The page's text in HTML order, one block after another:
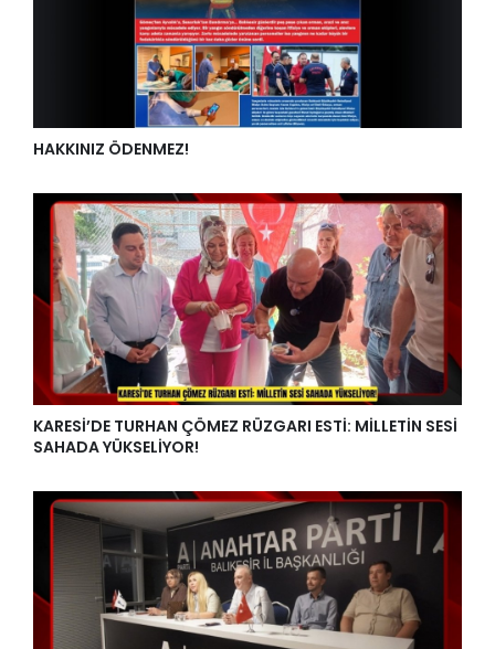
HAKKINIZ ÖDENMEZ!
KARESİ’DE TURHAN ÇÖMEZ RÜZGARI ESTİ: MİLLETİN SESİ
SAHADA YÜKSELİYOR!